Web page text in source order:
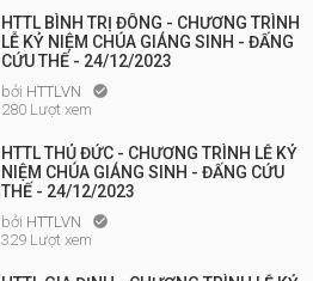
HTTL BÌNH TRỊ ĐÔNG - CHƯƠNG TRÌNH
LỄ KỶ NIỆM CHÚA GIÁNG SINH - ĐẤNG
CỨU THẾ - 24/12/2023
bởi HTTLVN 
280 Lượt xem
HTTL THỦ ĐỨC - CHƯƠNG TRÌNH LỄ KỶ
NIỆM CHÚA GIÁNG SINH - ĐẤNG CỨU
THẾ - 24/12/2023
bởi HTTLVN 
329 Lượt xem